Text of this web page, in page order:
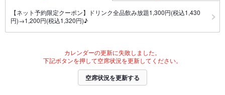
【ネット予約限定クーポン】ドリンク全品飲み放題1,300円(税込1,430
円)→1,200円(税込1,320円)♪
カレンダーの更新に失敗しました。
下記ボタンを押して空席状況を更新してください。
空席状況を更新する